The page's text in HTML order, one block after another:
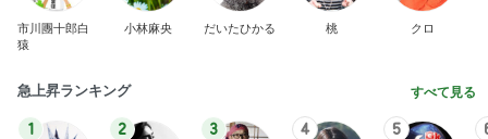
市川團十郎白
猿
小林麻央 だいたひかる 桃 クロ
急上昇ランキング すべて見る
1 2 3 4 5